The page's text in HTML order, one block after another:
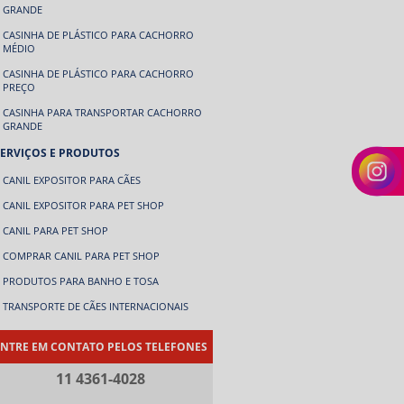
GRANDE
CASINHA DE PLÁSTICO PARA CACHORRO
MÉDIO
CASINHA DE PLÁSTICO PARA CACHORRO
PREÇO
CASINHA PARA TRANSPORTAR CACHORRO
GRANDE
E PRODUTOS
CANIL EXPOSITOR PARA CÃES
CANIL EXPOSITOR PARA PET SHOP
CANIL PARA PET SHOP
COMPRAR CANIL PARA PET SHOP
PRODUTOS PARA BANHO E TOSA
TRANSPORTE DE CÃES INTERNACIONAIS
EM CONTATO PELOS TELEFONES
11 4361-4028